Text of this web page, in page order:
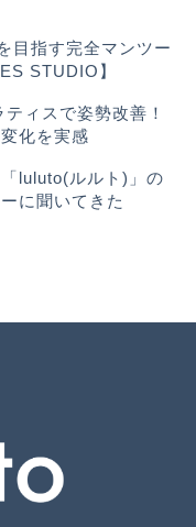
目指す完全マンツー
STUDIO】
ィスで姿勢改善！
化を実感
luluto(ルルト)」の
に聞いてきた